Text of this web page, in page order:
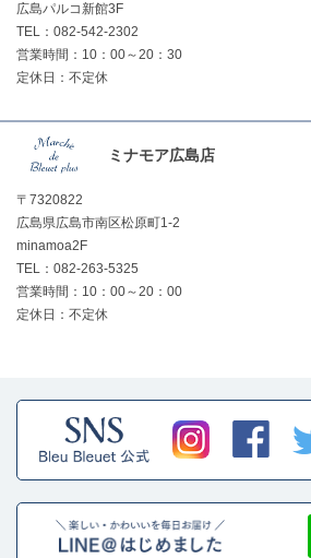
広島パルコ新館3F
TEL：082-542-2302
営業時間：10：00～20：30
定休日：不定休
ミナモア広島店
〒7320822
広島県広島市南区松原町1-2
minamoa2F
TEL：082-263-5325
営業時間：10：00～20：00
定休日：不定休